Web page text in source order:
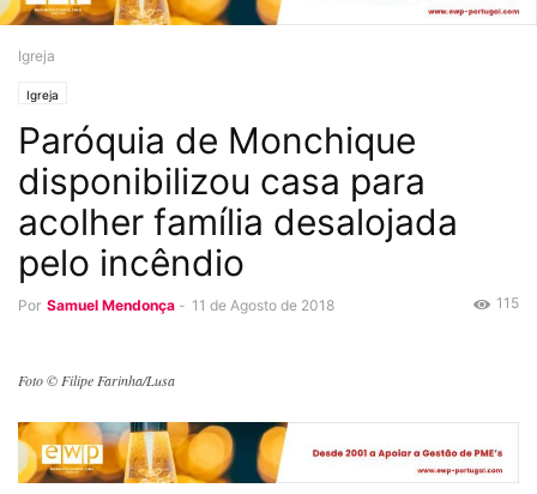
Igreja
Igreja
Paróquia de Monchique
disponibilizou casa para
acolher família desalojada
pelo incêndio
Por Samuel Mendonça - 11 de Agosto de 2018 115
Foto © Filipe Farinha/Lusa